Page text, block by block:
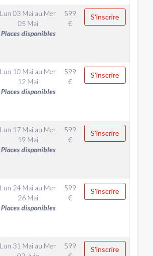
Lun 03 Mai au Mer
05 Mai
Places disponibles
599
€
S'inscrire
Lun 10 Mai au Mer
12 Mai
Places disponibles
599
€
S'inscrire
Lun 17 Mai au Mer
19 Mai
Places disponibles
599
€
S'inscrire
Lun 24 Mai au Mer
26 Mai
Places disponibles
599
€
S'inscrire
Lun 31 Mai au Mer
599
S'inscrire